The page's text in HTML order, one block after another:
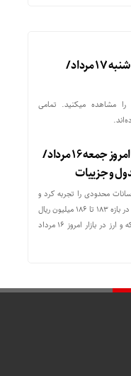
قیمت طلا و سکه شنبه 17 مرداد/
مشاهده میکنید. تمامی
قیمت طلا و سکه امروز جمعه ۱۶ مرداد/
و جزییات
محدودی را تجربه کرد و
قیمت هر گرم طلای ۱۸ عیار در بازه ۱۸۳ تا ۱۸۶ میلیون ریال
در رفت‌وآمد بود. همزمان، تازه‌ترین نرخ طلا، سکه و ارز در بازار امروز ۱۶ مرداد